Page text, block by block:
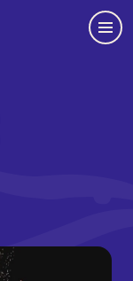
Menu